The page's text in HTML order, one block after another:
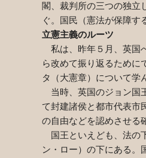
閣、裁判所の三つの独立
ぐ。国民（憲法が保障す
立憲主義のルーツ
私は、昨年５月、英国
ら改めて振り返るために
タ（大憲章）について学
当時、英国のジョン国
て封建諸侯と都市代表市
の自由などを認めさせる
国王といえども、法の
ン・ロー）の下にある。